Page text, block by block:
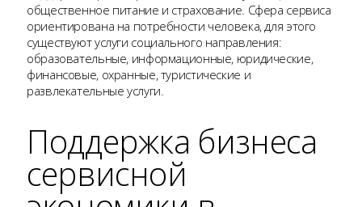
общественное питание и страхование. Сфера сервиса
ориентирована на потребности человека, для этого
существуют услуги социального направления:
образовательные, информационные, юридические,
финансовые, охранные, туристические и
развлекательные услуги.
Поддержка бизнеса
сервисной